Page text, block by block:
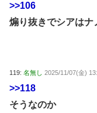
>>106
煽り抜きでシアはナ
119: 名無し 2025/11/07(金)
>>118
そうなのか